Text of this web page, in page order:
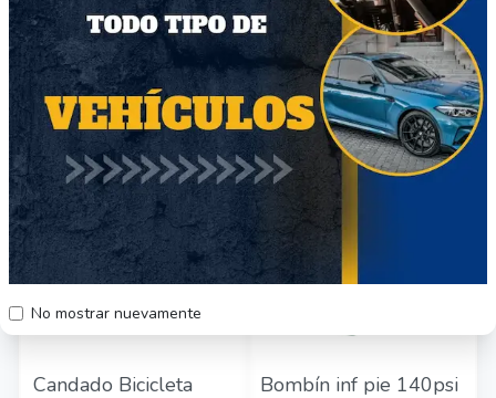
No mostrar nuevamente
$17.990
Región Metropolitana
Producto Nuevo
$13.990
Región Metropolitana
Producto Nuevo
66
Candado Bicicleta
55
Bombín inf pie 140psi